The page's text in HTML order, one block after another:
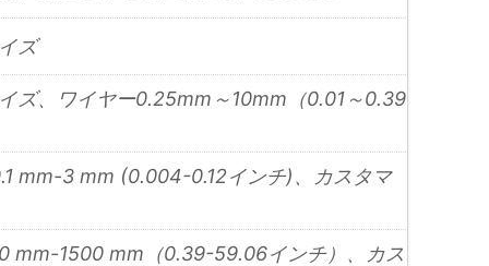
ズ
ズ、ワイヤー0.25mm～10mm（0.01～0.39
mm-3 mm (0.004-0.12インチ)、カスタマ
mm-1500 mm（0.39-59.06インチ）、カス